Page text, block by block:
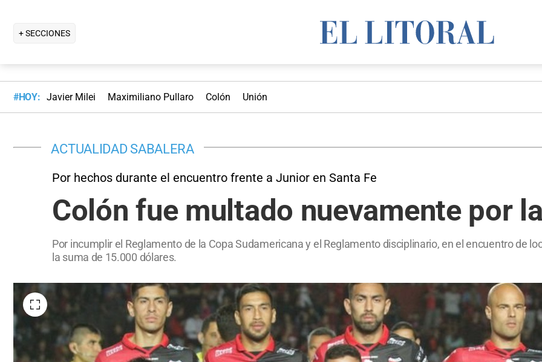
+ SECCIONES
#HOY: Javier Milei Maximiliano Pullaro Colón Unión
ACTUALIDAD SABALERA
Por hechos durante el encuentro frente a Junior en Santa Fe
Colón fue multado nuevamente por
Por incumplir el Reglamento de la Copa Sudamericana y el Reglamento disciplinario, en el encuentro de
la suma de 15.000 dólares.